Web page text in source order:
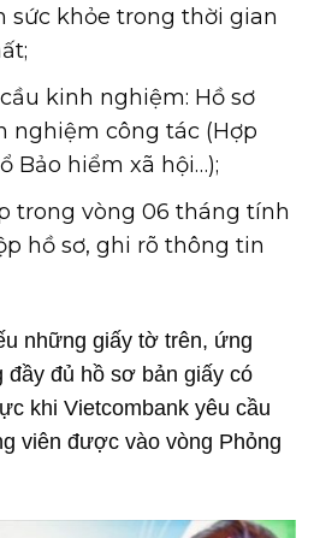
sức khỏe trong thời gian
kinh nghiệm: Hồ sơ
nghiệm công tác (Hợp
Bảo hiểm xã hội…);
trong vòng 06 tháng tính
hồ sơ, ghi rõ thông tin
những giấy tờ trên, ứng
đầy đủ hồ sơ bản giấy có
khi Vietcombank yêu cầu
viên được vào vòng Phỏng